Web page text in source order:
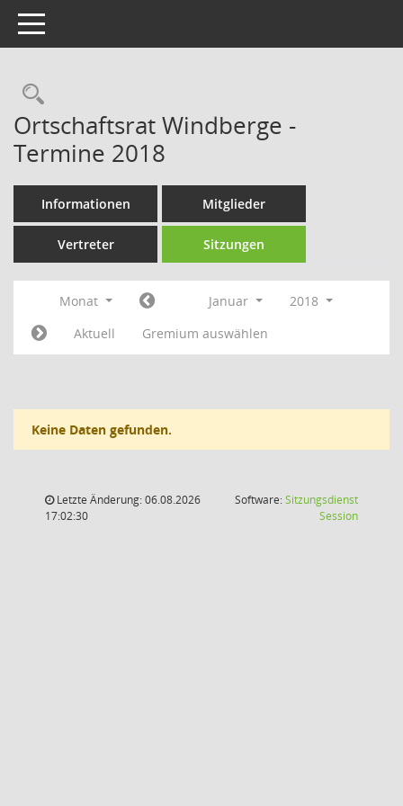
Toggle navigation
Rechercheauswahl
Ortschaftsrat Windberge -
Termine 2018
Informationen Mitglieder
Vertreter Sitzungen
Monat Januar
2018
Aktuell
Gremium auswählen
Keine Daten gefunden.
Letzte Änderung: 06.08.2026
17:02:30
Software:Sitzungsdienst
Session(Wird in